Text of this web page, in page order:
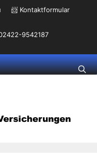
📨 Kontaktformular
9542187